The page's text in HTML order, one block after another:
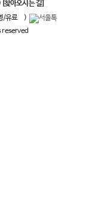
[찾아오시는 길]
/유료
)
reserved